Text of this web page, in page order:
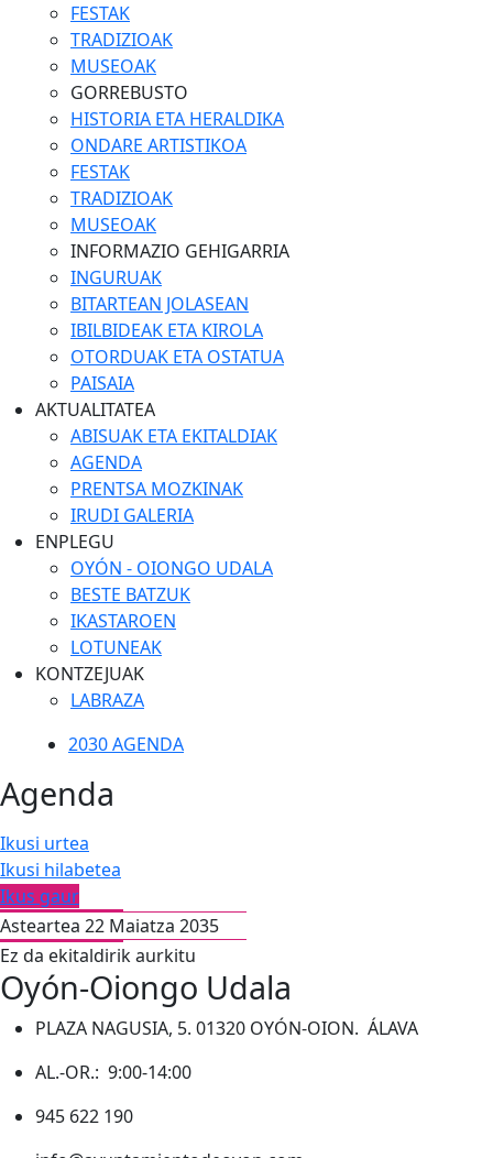
FESTAK
TRADIZIOAK
MUSEOAK
GORREBUSTO
HISTORIA ETA HERALDIKA
ONDARE ARTISTIKOA
FESTAK
TRADIZIOAK
MUSEOAK
INFORMAZIO GEHIGARRIA
INGURUAK
BITARTEAN JOLASEAN
IBILBIDEAK ETA KIROLA
OTORDUAK ETA OSTATUA
PAISAIA
AKTUALITATEA
ABISUAK ETA EKITALDIAK
AGENDA
PRENTSA MOZKINAK
IRUDI GALERIA
ENPLEGU
OYÓN - OIONGO UDALA
BESTE BATZUK
IKASTAROEN
LOTUNEAK
KONTZEJUAK
LABRAZA
2030 AGENDA
Agenda
Ikusi urtea
Ikusi hilabetea
Ikus gaur
Asteartea 22 Maiatza 2035
Ez da ekitaldirik aurkitu
Oyón-Oiongo Udala
PLAZA NAGUSIA, 5. 01320 OYÓN-OION. ÁLAVA
AL.-OR.: 9:00-14:00
945 622 190